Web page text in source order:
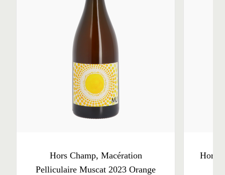
Hors Champ, Macération
Pelliculaire Muscat 2023 Orange
Hors